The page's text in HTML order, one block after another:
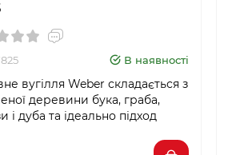
В наявності
вугілля Weber складається з
деревини бука, граба,
і дуба та ідеально підход